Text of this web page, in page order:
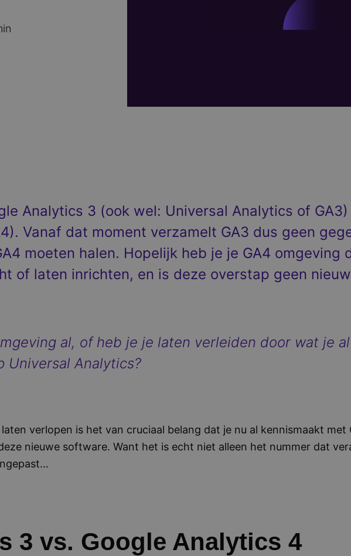
Analytics 3 (ook wel: Universal Analytics of
Vanaf dat moment verzamelt GA3 dus geen
moeten halen. Hopelijk heb je je GA4 omgeving
of laten inrichten, en is deze overstap geen
al, of heb je je laten verleiden door wat je
Universal Analytics?
verlopen is het van cruciaal belang dat je nu al kennismaakt met
nieuwe software. Want het is echt niet alleen het nummer dat
3 vs. Google Analytics 4